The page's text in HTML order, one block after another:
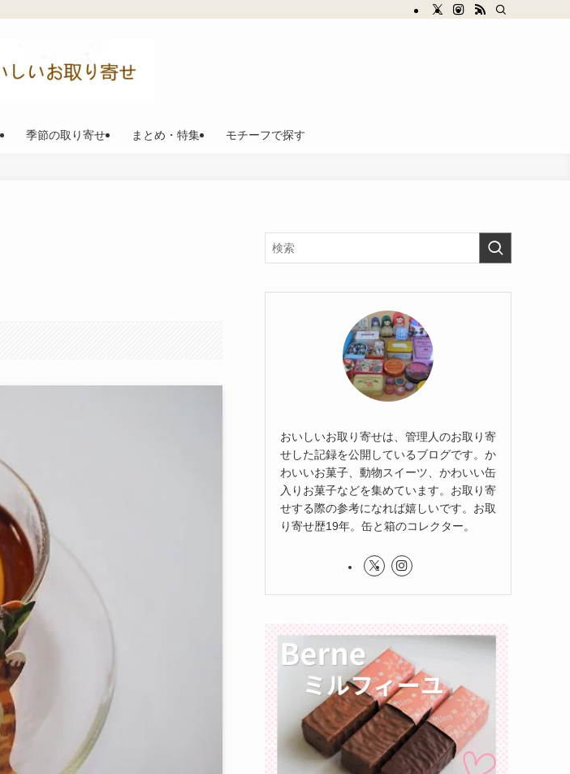
季節の取り寄せ まとめ・特集 モチーフで探す
おいしいお取り寄せは、管理人のお取り寄
せした記録を公開しているブログです。か
わいいお菓子、動物スイーツ、かわいい缶
入りお菓子などを集めています。お取り寄
せする際の参考になれば嬉しいです。お取
り寄せ歴19年。缶と箱のコレクター。